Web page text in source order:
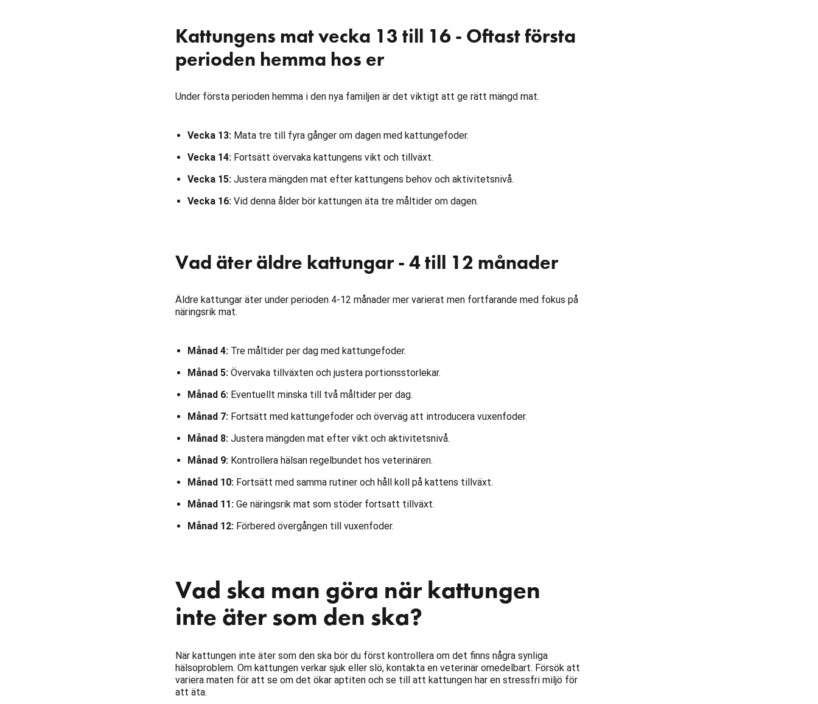
Kattungens mat vecka 13 till 16 - Oftast första
perioden hemma hos er
Under första perioden hemma i den nya familjen är det viktigt att ge rätt mängd mat.
Vecka 13: Mata tre till fyra gånger om dagen med kattungefoder.
Vecka 14: Fortsätt övervaka kattungens vikt och tillväxt.
Vecka 15: Justera mängden mat efter kattungens behov och aktivitetsnivå.
Vecka 16: Vid denna ålder bör kattungen äta tre måltider om dagen.
Vad äter äldre kattungar - 4 till 12 månader
Äldre kattungar äter under perioden 4-12 månader mer varierat men fortfarande med fokus på
näringsrik mat.
Månad 4: Tre måltider per dag med kattungefoder.
Månad 5: Övervaka tillväxten och justera portionsstorlekar.
Månad 6: Eventuellt minska till två måltider per dag.
Månad 7: Fortsätt med kattungefoder och överväg att introducera vuxenfoder.
Månad 8: Justera mängden mat efter vikt och aktivitetsnivå.
Månad 9: Kontrollera hälsan regelbundet hos veterinären.
Månad 10: Fortsätt med samma rutiner och håll koll på kattens tillväxt.
Månad 11: Ge näringsrik mat som stöder fortsatt tillväxt.
Månad 12: Förbered övergången till vuxenfoder.
Vad ska man göra när kattungen
inte äter som den ska?
När kattungen inte äter som den ska bör du först kontrollera om det finns några synliga
hälsoproblem. Om kattungen verkar sjuk eller slö, kontakta en veterinär omedelbart. Försök att
variera maten för att se om det ökar aptiten och se till att kattungen har en stressfri miljö för
att äta.